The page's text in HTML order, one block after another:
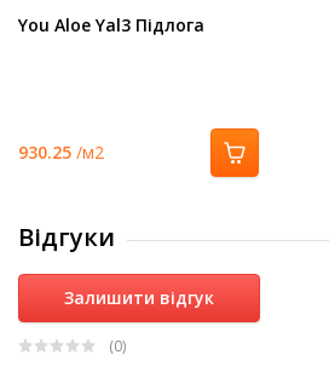
You Aloe Yal3 Підлога
930.25 /м2
Відгуки
(0)
Залишити відгук